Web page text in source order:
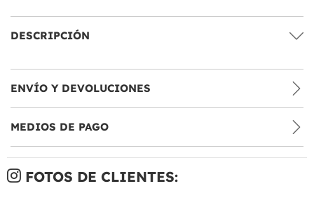
DESCRIPCIÓN
ENVÍO Y DEVOLUCIONES
MEDIOS DE PAGO
FOTOS DE CLIENTES: